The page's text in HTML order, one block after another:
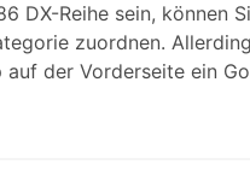
DX-Reihe sein, können
zuordnen.
auf der Vorderseite ein